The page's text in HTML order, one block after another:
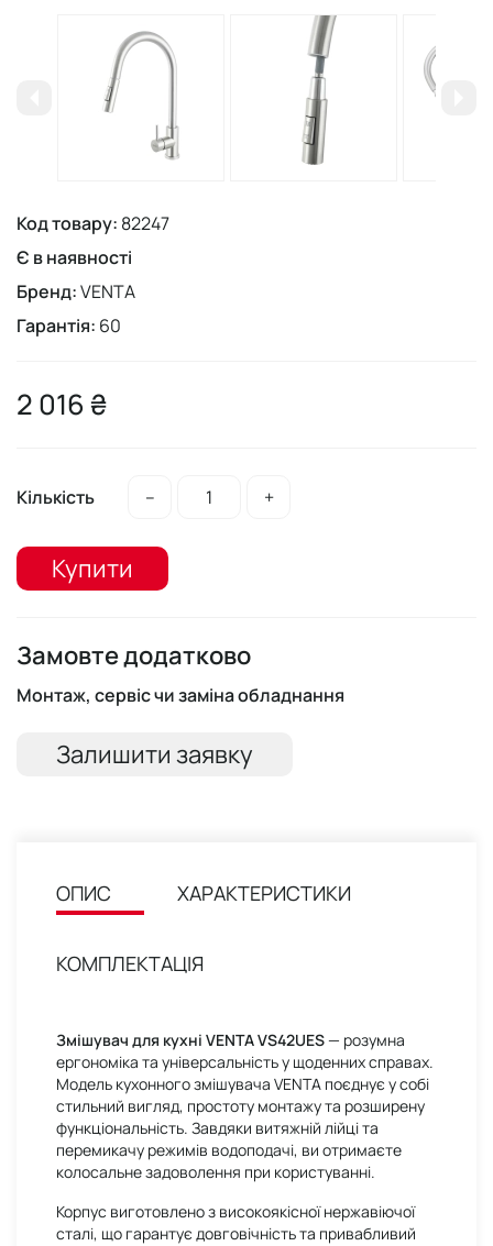
Код товару: 82247
Є в наявності
Бренд:VENTA
Гарантія: 60
2 016 ₴
Кількість – +
Купити
Замовте додатково
Монтаж, сервіс чи заміна обладнання
Залишити заявку
ОПИС ХАРАКТЕРИСТИКИ
КОМПЛЕКТАЦІЯ
Змішувач для кухні VENTA VS42UЕS— розумна
ергономіка та універсальність у щоденних справах.
Модель кухонного змішувача VENTA поєднує у собі
стильний вигляд, простоту монтажу та розширену
функціональність. Завдяки витяжній лійці та
перемикачу режимів водоподачі, ви отримаєте
колосальне задоволення при користуванні.
Корпус виготовлено з високоякісної нержавіючої
сталі, що гарантує довговічність та привабливий